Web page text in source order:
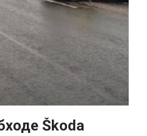
Škoda